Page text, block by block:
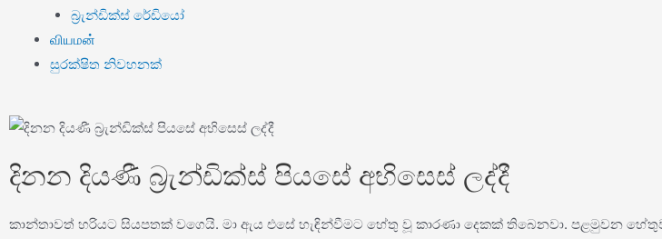
බ්‍රැන්ඩික්ස් රේඩියෝ
வியமன்
සුරක්ෂිත නිවහනක්
දිනන දියණී බ්‍රැන්ඩික්ස් පියසේ අභිසෙස් ලද්දී
කාන්තාවත් හරියට සියපතක් වගෙයි. මා ඇය එසේ හැඳින්වීමට හේතු වූ කාරණා දෙකක් තිබෙනවා. පළමුවන